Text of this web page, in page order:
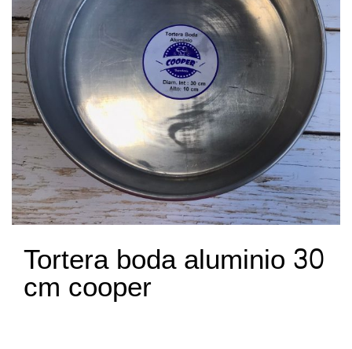
Tortera boda aluminio 30
cm cooper